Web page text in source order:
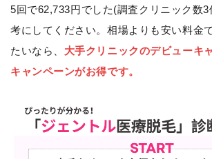
5回で62,733円でした(調査クリニック数
考にしてください。相場よりも安い料金
たいなら、 大手クリニックのデビューキ
キャンペーンがお得です。